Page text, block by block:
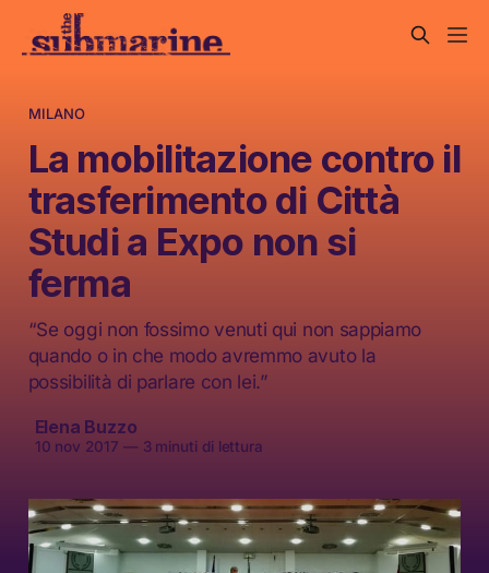
MILANO
La mobilitazione contro il
trasferimento di Città
Studi a Expo non si
ferma
“Se oggi non fossimo venuti qui non sappiamo
quando o in che modo avremmo avuto la
possibilità di parlare con lei.”
Elena Buzzo
10 nov 2017 — 3 minuti di lettura